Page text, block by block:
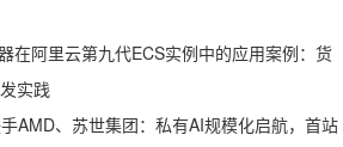
在阿里云第九代ECS实例中的应用案例：货
实践
AMD、苏世集团：私有AI规模化启航，首站